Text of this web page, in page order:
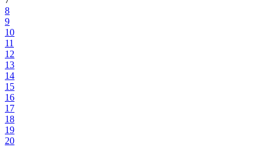
8
9
10
11
12
13
14
15
16
17
18
19
20